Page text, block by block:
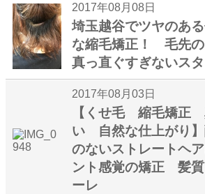
2017年08月08日
埼玉越谷でツヤのあ
な縮毛矯正！ 毛先の
真っ直ぐすぎないス
2017年08月03日
【くせ毛 縮毛矯正
い 自然な仕上がり
のないストレートヘ
ント感覚の矯正 髪
ーレ